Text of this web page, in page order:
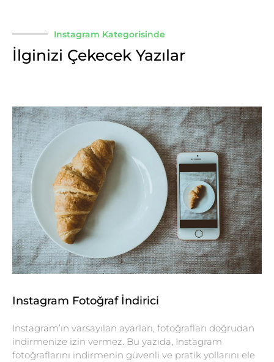
Instagram Kategorisinde
İlginizi Çekecek Yazılar
Instagram Fotoğraf İndirici
Instagram’ın varsayılan ayarları, fotoğrafları doğrudan
indirmenize izin vermez. Bu yazıda, Instagram
fotoğraflarını indirmenin güvenli ve pratik yollarını ele